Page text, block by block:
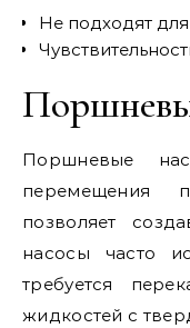
Не подходят
Поршневые
перемещения
позволяет
насосы часто
требуется
жидкостей с